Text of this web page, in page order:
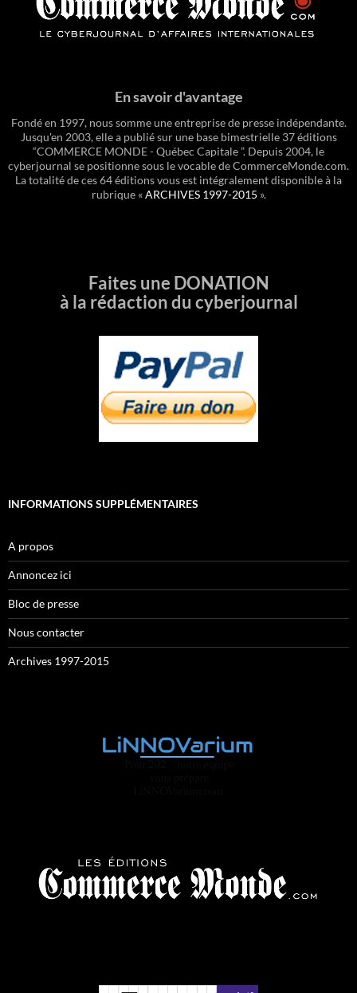
En savoir d'avantage
Fondé en 1997, nous somme une entreprise de presse indépendante.
Jusqu'en 2003, elle a publié sur une base bimestrielle 37 éditions
“COMMERCE MONDE - Québec Capitale ”. Depuis 2004, le
cyberjournal se positionne sous le vocable de CommerceMonde.com.
La totalité de ces 64 éditions vous est intégralement disponible à la
rubrique «ARCHIVES 1997-2015 ».
Faites une DONATION
à la rédaction du cyberjournal
INFORMATIONS SUPPLÉMENTAIRES
A propos
Annoncez ici
Bloc de presse
Nous contacter
Archives 1997-2015